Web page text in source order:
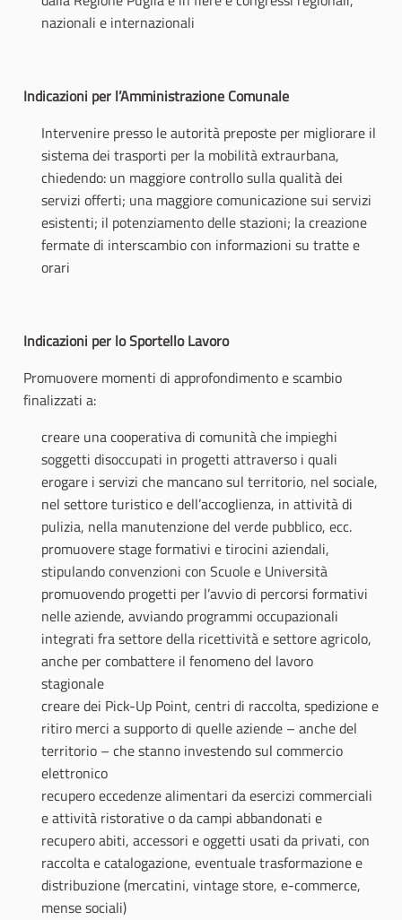
nazionali e internazionali
Indicazioni per l’Amministrazione Comunale
Intervenire presso le autorità preposte per migliorare il
sistema dei trasporti per la mobilità extraurbana,
chiedendo: un maggiore controllo sulla qualità dei
servizi offerti; una maggiore comunicazione sui servizi
esistenti; il potenziamento delle stazioni; la creazione
fermate di interscambio con informazioni su tratte e
orari
Indicazioni per lo Sportello Lavoro
Promuovere momenti di approfondimento e scambio
finalizzati a:
creare una cooperativa di comunità che impieghi
soggetti disoccupati in progetti attraverso i quali
erogare i servizi che mancano sul territorio, nel sociale,
nel settore turistico e dell’accoglienza, in attività di
pulizia, nella manutenzione del verde pubblico, ecc.
promuovere stage formativi e tirocini aziendali,
stipulando convenzioni con Scuole e Università
promuovendo progetti per l’avvio di percorsi formativi
nelle aziende, avviando programmi occupazionali
integrati fra settore della ricettività e settore agricolo,
anche per combattere il fenomeno del lavoro
stagionale
creare dei Pick-Up Point, centri di raccolta, spedizione e
ritiro merci a supporto di quelle aziende – anche del
territorio – che stanno investendo sul commercio
elettronico
recupero eccedenze alimentari da esercizi commerciali
e attività ristorative o da campi abbandonati e
recupero abiti, accessori e oggetti usati da privati, con
raccolta e catalogazione, eventuale trasformazione e
distribuzione (mercatini, vintage store, e-commerce,
mense sociali)